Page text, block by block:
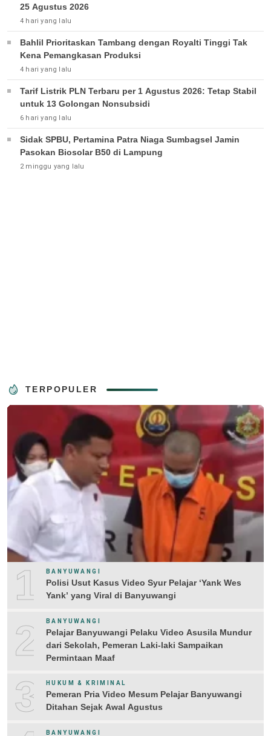
25 Agustus 2026
4 hari yang lalu
Bahlil Prioritaskan Tambang dengan Royalti Tinggi Tak
Kena Pemangkasan Produksi
4 hari yang lalu
Tarif Listrik PLN Terbaru per 1 Agustus 2026: Tetap Stabil
untuk 13 Golongan Nonsubsidi
6 hari yang lalu
Sidak SPBU, Pertamina Patra Niaga Sumbagsel Jamin
Pasokan Biosolar B50 di Lampung
2 minggu yang lalu
TERPOPULER
1 BANYUWANGI
Polisi Usut Kasus Video Syur Pelajar ‘Yank Wes
Yank’ yang Viral di Banyuwangi
2 BANYUWANGI
Pelajar Banyuwangi Pelaku Video Asusila Mundur
dari Sekolah, Pemeran Laki-laki Sampaikan
Permintaan Maaf
3 HUKUM & KRIMINAL
Pemeran Pria Video Mesum Pelajar Banyuwangi
Ditahan Sejak Awal Agustus
BANYUWANGI